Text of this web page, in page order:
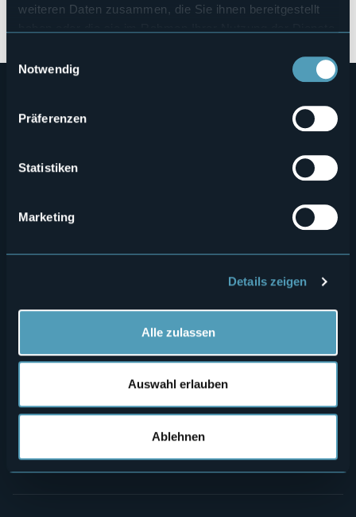
weiteren Daten zusammen, die Sie ihnen bereitgestellt
Notwendig
Präferenzen
Statistiken
Marketing
Details zeigen
Alle zulassen
Auswahl erlauben
Ablehnen
Beteiligung und dem Interesse des anwesenden Publikums.
In Zusammenarbeit mit Regione Piemonte
Menù
secondario
Wo sind wir?
Kontakte
Cookie Policy
Amministrazione trasparente
Erlebnisse
Kunst und Kultur
Events
Unterkünfte
Mice
Wedding
Media Room
Archiv "Laghi e Monti Today"
Credits